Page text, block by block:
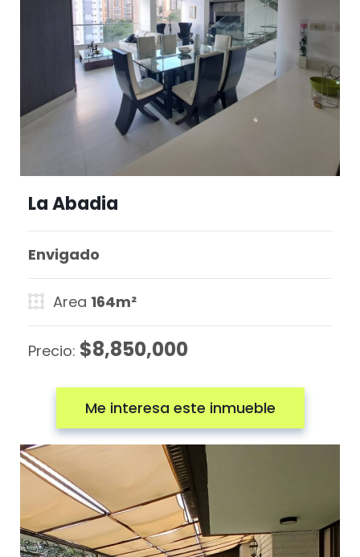
La Abadia
Envigado
Area 164m²
Precio: $8,850,000
Me interesa este inmueble